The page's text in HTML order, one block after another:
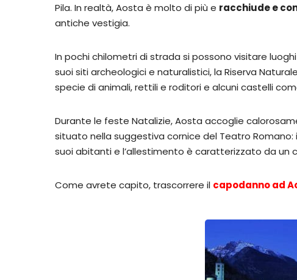
Pila. In realtà, Aosta è molto di più e racchiude e
antiche vestigia.
In pochi chilometri di strada si possono visitare
suoi siti archeologici e naturalistici, la Riserva
specie di animali, rettili e roditori e alcuni castelli
Durante le feste Natalizie, Aosta accoglie
situato nella suggestiva cornice del Teatro
suoi abitanti e l’allestimento è caratterizzato da un
Come avrete capito, trascorrere il capodanno ad